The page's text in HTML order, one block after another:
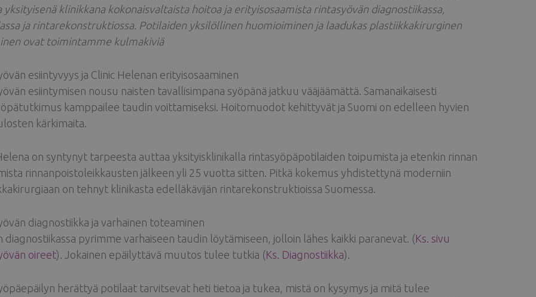
yksityisenä klinikkana kokonaisvaltaista hoitoa ja erityisosaamista rintasyövän diagnostiikassa,
ja rintarekonstruktiossa. Potilaiden yksilöllinen huomioiminen ja laadukas plastiikkakirurginen
ovat toimintamme kulmakiviä
esiintyvyys ja Clinic Helenan erityisosaaminen
esiintymisen nousu naisten tavallisimpana syöpänä jatkuu vääjäämättä. Samanaikaisesti
kamppailee taudin voittamiseksi. Hoitomuodot kehittyvät ja Suomi on edelleen hyvien
kärkimaita.
on syntynyt tarpeesta auttaa yksityisklinikalla rintasyöpäpotilaiden toipumista ja etenkin rinnan
rinnanpoistoleikkausten jälkeen yli 25 vuotta sitten. Pitkä kokemus yhdistettynä moderniin
on tehnyt klinikasta edelläkävijän rintarekonstruktioissa Suomessa.
diagnostiikka ja varhainen toteaminen
diagnostiikassa pyrimme varhaiseen taudin löytämiseen, jolloin lähes kaikki paranevat. (Ks. sivu
oireet). Jokainen epäilyttävä muutos tulee tutkia (Ks. Diagnostiikka).
herättyä potilaat tarvitsevat heti tietoa ja tukea, mistä on kysymys ja mitä tulee